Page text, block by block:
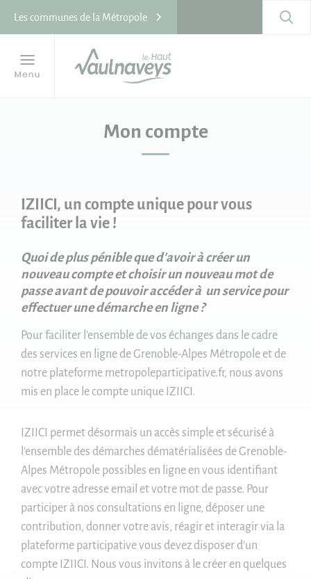
Les communes de la Métropole
Mon compte
IZIICI, un compte unique pour vous
faciliter la vie !
Quoi de plus pénible que d'avoir à créer un
nouveau compte et choisir un nouveau mot de
passe avant de pouvoir accéder à un service pour
effectuer une démarche en ligne ?
Pour faciliter l'ensemble de vos échanges dans le cadre
des services en ligne de Grenoble-Alpes Métropole et de
notre plateforme metropoleparticipative.fr, nous avons
mis en place le compte unique IZIICI.
IZIICI permet désormais un accès simple et sécurisé à
l'ensemble des démarches dématérialisées de Grenoble-
Alpes Métropole possibles en ligne en vous identifiant
avec votre adresse email et votre mot de passe. Pour
participer à nos consultations en ligne, déposer une
contribution, donner votre avis, réagir et interagir via la
plateforme participative vous devez disposer d'un
compte IZIICI. Nous vous invitons à le créer en quelques